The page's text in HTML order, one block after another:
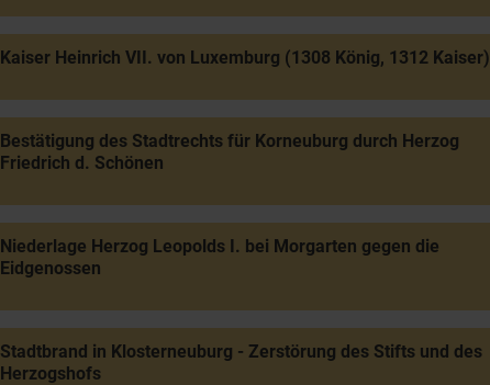
Kaiser Heinrich VII. von Luxemburg (1308 König, 1312 Kaiser)
Bestätigung des Stadtrechts für Korneuburg durch Herzog
Friedrich d. Schönen
Niederlage Herzog Leopolds I. bei Morgarten gegen die
Eidgenossen
Stadtbrand in Klosterneuburg - Zerstörung des Stifts und des
Herzogshofs